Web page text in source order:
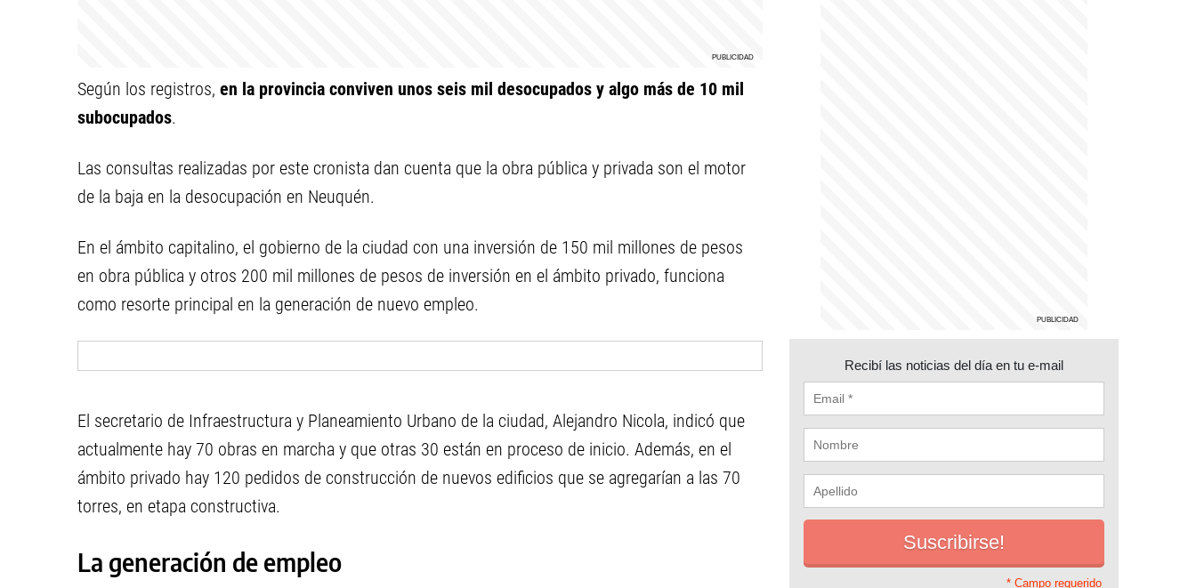
Según los registros, en la provincia conviven unos seis mil desocupados y algo más de 10 mil
subocupados.
Las consultas realizadas por este cronista dan cuenta que la obra pública y privada son el motor
de la baja en la desocupación en Neuquén.
En el ámbito capitalino, el gobierno de la ciudad con una inversión de 150 mil millones de pesos
en obra pública y otros 200 mil millones de pesos de inversión en el ámbito privado, funciona
como resorte principal en la generación de nuevo empleo.
El secretario de Infraestructura y Planeamiento Urbano de la ciudad, Alejandro Nicola, indicó que
actualmente hay 70 obras en marcha y que otras 30 están en proceso de inicio. Además, en el
ámbito privado hay 120 pedidos de construcción de nuevos edificios que se agregarían a las 70
torres, en etapa constructiva.
La generación de empleo
Recibí las noticias del día en tu e-mail
* Campo requerido